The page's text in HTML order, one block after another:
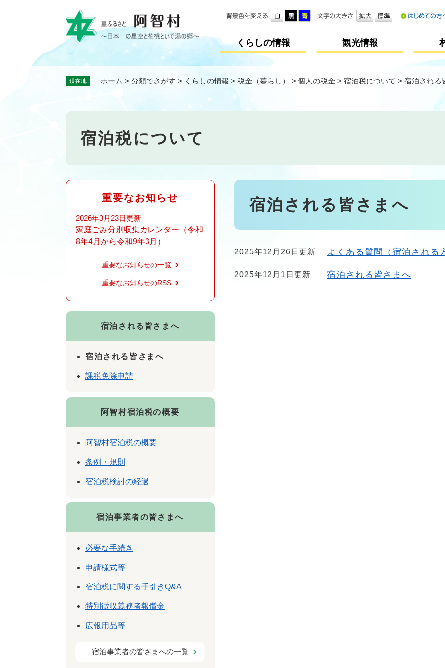
くらしの情報 観光情報
現在地 ホーム > 分類でさがす > くらしの情報 > 税金（暮らし） > 個人の税金 > 宿泊税について > 宿泊される
宿泊税について
宿泊される皆さまへ
2025年12月26日更新 よくある質問（宿泊される
2025年12月1日更新 宿泊される皆さまへ
重要なお知らせ
2026年3月23日更新
家庭ごみ分別収集カレンダー（令和
8年4月から令和9年3月）
重要なお知らせの一覧
重要なお知らせのRSS
宿泊される皆さまへ
宿泊される皆さまへ
課税免除申請
阿智村宿泊税の概要
阿智村宿泊税の概要
条例・規則
宿泊税検討の経過
宿泊事業者の皆さまへ
必要な手続き
申請様式等
宿泊税に関する手引きQ&A
特別徴収義務者報償金
広報用品等
宿泊事業者の皆さまへの一覧